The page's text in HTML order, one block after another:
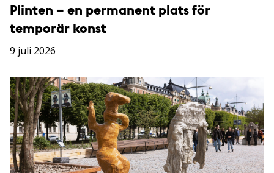
Plinten – en permanent plats för
temporär konst
9 juli 2026